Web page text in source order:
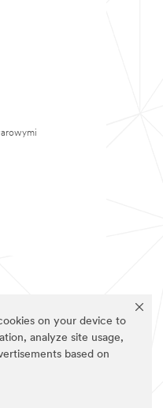
on your device to
analyze site usage,
based on